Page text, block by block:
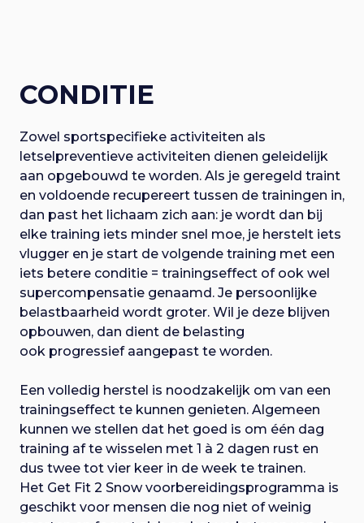
CONDITIE
Zowel sportspecifieke activiteiten als
letselpreventieve activiteiten dienen geleidelijk
aan opgebouwd te worden. Als je geregeld traint
en voldoende recupereert tussen de trainingen in,
dan past het lichaam zich aan: je wordt dan bij
elke training iets minder snel moe, je herstelt iets
vlugger en je start de volgende training met een
iets betere conditie = trainingseffect of ook wel
supercompensatie genaamd. Je persoonlijke
belastbaarheid wordt groter. Wil je deze blijven
opbouwen, dan dient de belasting
ook progressief aangepast te worden.
Een volledig herstel is noodzakelijk om van een
trainingseffect te kunnen genieten. Algemeen
kunnen we stellen dat het goed is om één dag
training af te wisselen met 1 à 2 dagen rust en
dus twee tot vier keer in de week te trainen.
Het Get Fit 2 Snow voorbereidingsprogramma is
geschikt voor mensen die nog niet of weinig